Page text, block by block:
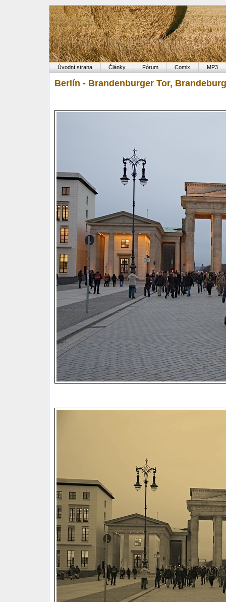
Úvodní strana Články Fórum Comix MP3
Berlín - Brandenburger Tor,